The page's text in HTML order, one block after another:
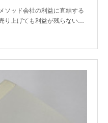
ソッド会社の利益に直結する
り上げても利益が残らない…